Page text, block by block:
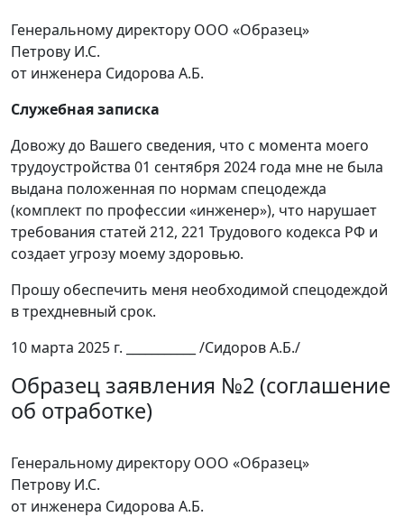
Генеральному директору ООО «Образец»
Петрову И.С.
от инженера Сидорова А.Б.
Служебная записка
Довожу до Вашего сведения, что с момента моего
трудоустройства 01 сентября 2024 года мне не была
выдана положенная по нормам спецодежда
(комплект по профессии «инженер»), что нарушает
требования статей 212, 221 Трудового кодекса РФ и
создает угрозу моему здоровью.
Прошу обеспечить меня необходимой спецодеждой
в трехдневный срок.
10 марта 2025 г. ___________ /Сидоров А.Б./
Образец заявления №2 (соглашение
об отработке)
Генеральному директору ООО «Образец»
Петрову И.С.
от инженера Сидорова А.Б.